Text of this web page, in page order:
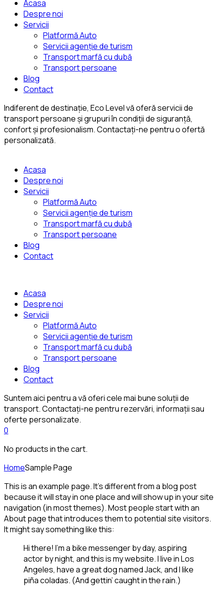
Acasa
Despre noi
Servicii
Platformă Auto
Servicii agenție de turism
Transport marfă cu dubă
Transport persoane
Blog
Contact
Indiferent de destinație, Eco Level vă oferă servicii de
transport persoane și grupuri în condiții de siguranță,
confort și profesionalism. Contactați-ne pentru o ofertă
personalizată.
Acasa
Despre noi
Servicii
Platformă Auto
Servicii agenție de turism
Transport marfă cu dubă
Transport persoane
Blog
Contact
Acasa
Despre noi
Servicii
Platformă Auto
Servicii agenție de turism
Transport marfă cu dubă
Transport persoane
Blog
Contact
Suntem aici pentru a vă oferi cele mai bune soluții de
transport. Contactați-ne pentru rezervări, informații sau
oferte personalizate.
0
No products in the cart.
HomeSample Page
This is an example page. It’s different from a blog post
because it will stay in one place and will show up in your site
navigation (in most themes). Most people start with an
About page that introduces them to potential site visitors.
It might say something like this:
Hi there! I’m a bike messenger by day, aspiring
actor by night, and this is my website. I live in Los
Angeles, have a great dog named Jack, and I like
piña coladas. (And gettin’ caught in the rain.)